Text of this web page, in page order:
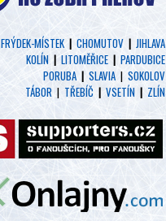
FRÝDEK-MÍSTEK| CHOMUTOV | JIHLAVA
KOLÍN | LITOMĚŘICE | PARDUBICE
PORUBA | SLAVIA | SOKOLOV
TÁBOR | TŘEBÍČ | VSETÍN | ZLÍN